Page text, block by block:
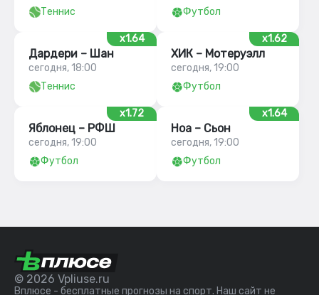
Теннис
Футбол
x1.64
Дардери – Шан
сегодня, 18:00
Теннис
x1.62
ХИК – Мотеруэлл
сегодня, 19:00
Футбол
x1.72
Яблонец – РФШ
сегодня, 19:00
Футбол
x1.64
Ноа – Сьон
сегодня, 19:00
Футбол
© 2026 Vpliuse.ru
Вплюсе - бесплатные прогнозы на спорт. Наш сайт не